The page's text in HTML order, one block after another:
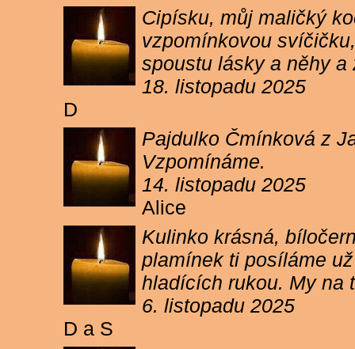
Cipísku, můj maličký
vzpomínkovou
spoustu lásky a něhy
18. listopadu 2025
D
Pajdulko Čmínková z
Vzpomínáme.
14. listopadu 2025
Alice
Kulinko krásná,
plamínek ti posíláme
hladících rukou. My na
6. listopadu 2025
D a S